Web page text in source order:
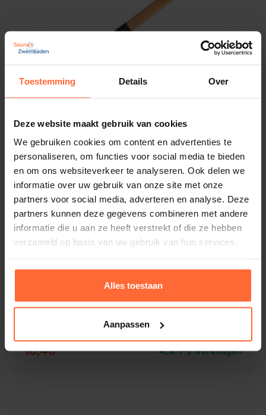
Toestemming Details Over
Deze website maakt gebruik van cookies
We gebruiken cookies om content en advertenties te
personaliseren, om functies voor social media te bieden
en om ons websiteverkeer te analyseren. Ook delen we
informatie over uw gebruik van onze site met onze
partners voor social media, adverteren en analyse. Deze
partners kunnen deze gegevens combineren met andere
informatie die u aan ze heeft verstrekt of die ze hebben
verzameld op basis van uw gebruik van hun services.
Alles toestaan
Aanpassen
20,95 ca. 1–2 werkdagen
10,45 ca. 1–2 werkdagen